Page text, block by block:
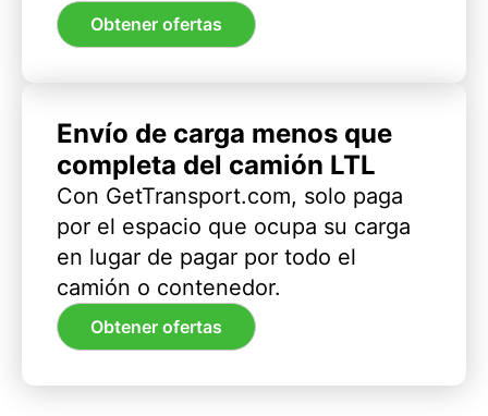
Obtener ofertas
Envío de carga menos que
completa del camión LTL
Con GetTransport.com, solo paga
por el espacio que ocupa su carga
en lugar de pagar por todo el
camión o contenedor.
Obtener ofertas